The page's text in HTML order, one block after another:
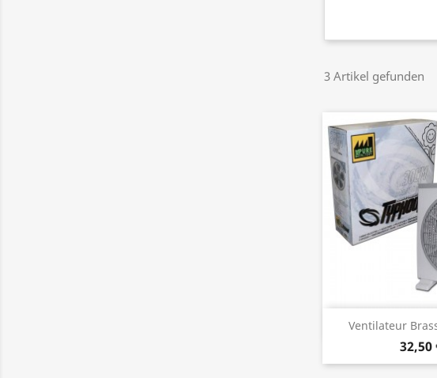
3 Artikel gefunden
Ventilateur
32,50
